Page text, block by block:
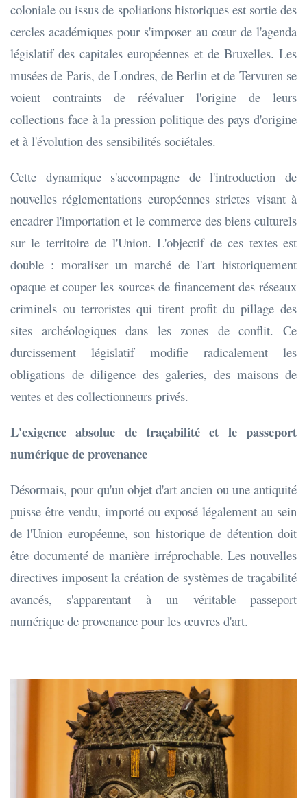
coloniale ou issus de spoliations historiques est sortie des
cercles académiques pour s'imposer au cœur de l'agenda
législatif des capitales européennes et de Bruxelles. Les
musées de Paris, de Londres, de Berlin et de Tervuren se
voient contraints de réévaluer l'origine de leurs
collections face à la pression politique des pays d'origine
et à l'évolution des sensibilités sociétales.
Cette dynamique s'accompagne de l'introduction de
nouvelles réglementations européennes strictes visant à
encadrer l'importation et le commerce des biens culturels
sur le territoire de l'Union. L'objectif de ces textes est
double : moraliser un marché de l'art historiquement
opaque et couper les sources de financement des réseaux
criminels ou terroristes qui tirent profit du pillage des
sites archéologiques dans les zones de conflit. Ce
durcissement législatif modifie radicalement les
obligations de diligence des galeries, des maisons de
ventes et des collectionneurs privés.
L'exigence absolue de traçabilité et le passeport
numérique de provenance
Désormais, pour qu'un objet d'art ancien ou une antiquité
puisse être vendu, importé ou exposé légalement au sein
de l'Union européenne, son historique de détention doit
être documenté de manière irréprochable. Les nouvelles
directives imposent la création de systèmes de traçabilité
avancés, s'apparentant à un véritable passeport
numérique de provenance pour les œuvres d'art.